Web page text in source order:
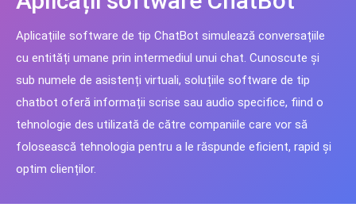
Aplicațiile software de tip ChatBot simulează conversațiile
cu entități umane prin intermediul unui chat. Cunoscute și
sub numele de asistenți virtuali, soluțiile software de tip
chatbot oferă informații scrise sau audio specifice, fiind o
tehnologie des utilizată de către companiile care vor să
folosească tehnologia pentru a le răspunde eficient, rapid și
optim clienților.